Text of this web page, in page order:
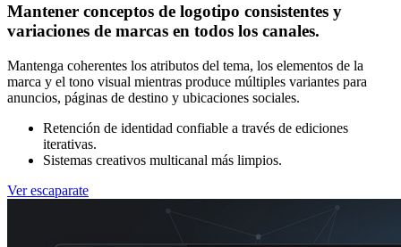
Mantener conceptos de logotipo consistentes y
variaciones de marcas en todos los canales.
Mantenga coherentes los atributos del tema, los elementos de la
marca y el tono visual mientras produce múltiples variantes para
anuncios, páginas de destino y ubicaciones sociales.
Retención de identidad confiable a través de ediciones
iterativas.
Sistemas creativos multicanal más limpios.
Ver escaparate